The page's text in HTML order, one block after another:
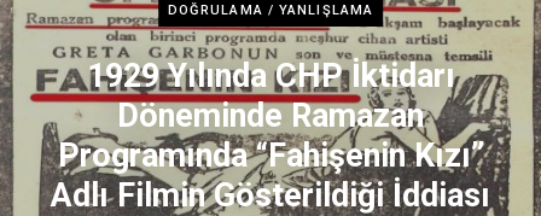
DOĞRULAMA / YANLIŞLAMA
1929 Yılında CHP İktidarı
Döneminde Ramazan
Programında “Fahişenin Kızı”
Adlı Filmin Gösterildiği İddiası